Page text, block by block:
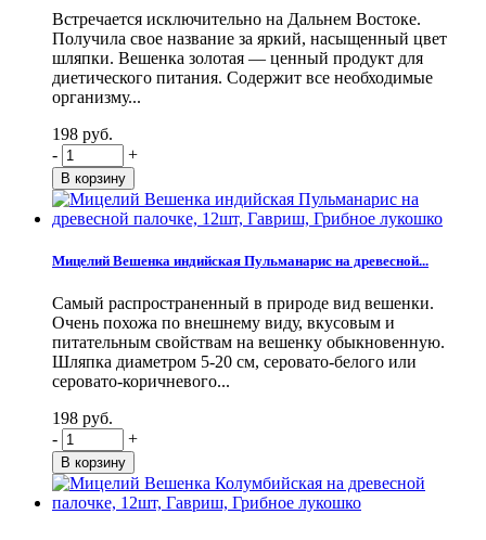
Встречается исключительно на Дальнем Востоке.
Получила свое название за яркий, насыщенный цвет
шляпки. Вешенка золотая — ценный продукт для
диетического питания. Содержит все необходимые
организму...
198 руб.
-
+
Мицелий Вешенка индийская Пульманарис на древесной...
Самый распространенный в природе вид вешенки.
Очень похожа по внешнему виду, вкусовым и
питательным свойствам на вешенку обыкновенную.
Шляпка диаметром 5-20 см, серовато-белого или
серовато-коричневого...
198 руб.
-
+